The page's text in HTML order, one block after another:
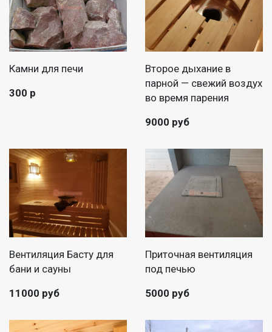
Камни для печи
300 р
Второе дыхание в
парной — свежий воздух
во время парения
9000 руб
Вентиляция Басту для
бани и сауны
11000 руб
Приточная вентиляция
под печью
5000 руб